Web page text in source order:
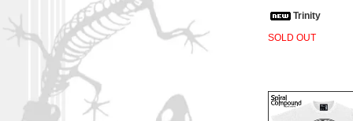
Trinity
SOLD OUT